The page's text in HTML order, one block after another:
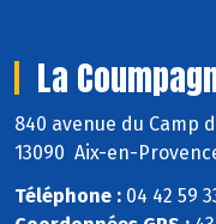
La
840 avenue du Camp
13090 Aix-en-
Téléphone : 04 42 59